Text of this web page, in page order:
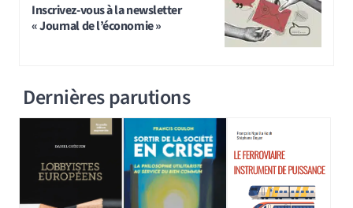
Inscrivez-vous à la newsletter
« Journal de l’économie »
Dernières parutions